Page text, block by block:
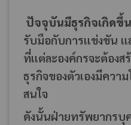
ปัจจุบันมีธุรกิจเกิดขึ้
รับมือกับการแข่งขัน แ
ที่แต่ละองค์กรจะต้องส
ธุรกิจของตัวเองมีควา
สนใจ
ดังนั้นฝ่ายทรัพยากร